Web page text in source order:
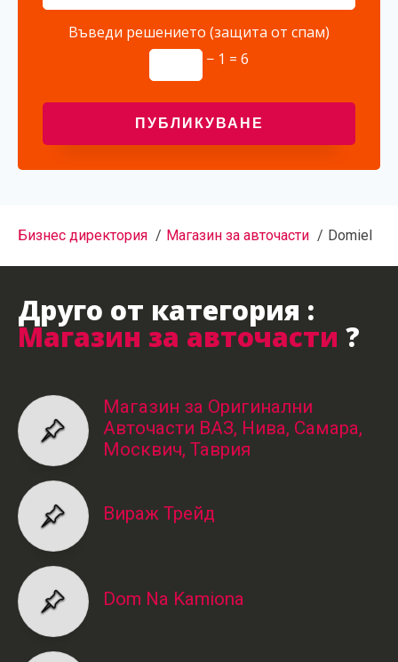
Въведи решението (защита от спам)
− 1 = 6
Бизнес директория Магазин за авточасти Domiel
Друго от категория :
Магазин за авточасти ?
Магазин за Оригинални
Авточасти ВАЗ, Нива, Самара,
Москвич, Таврия
Вираж Трейд
Dom Na Kamiona